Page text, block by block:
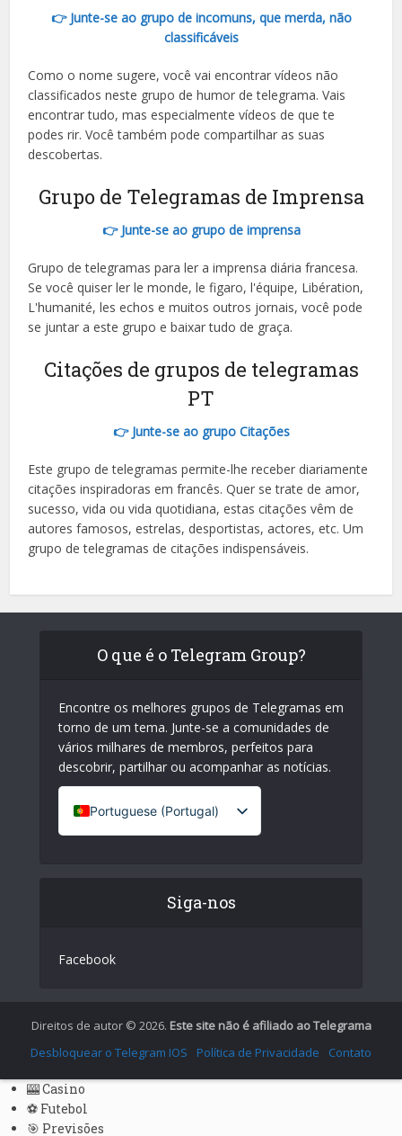
👉 Junte-se ao grupo de incomuns, que merda, não
classificáveis
Como o nome sugere, você vai encontrar vídeos não
classificados neste grupo de humor de telegrama. Vais
encontrar tudo, mas especialmente vídeos de que te
podes rir. Você também pode compartilhar as suas
descobertas.
Grupo de Telegramas de Imprensa
👉 Junte-se ao grupo de imprensa
Grupo de telegramas para ler a imprensa diária francesa.
Se você quiser ler le monde, le figaro, l'équipe, Libération,
L'humanité, les echos e muitos outros jornais, você pode
se juntar a este grupo e baixar tudo de graça.
Citações de grupos de telegramas
PT
👉 Junte-se ao grupo Citações
Este grupo de telegramas permite-lhe receber diariamente
citações inspiradoras em francês. Quer se trate de amor,
sucesso, vida ou vida quotidiana, estas citações vêm de
autores famosos, estrelas, desportistas, actores, etc. Um
grupo de telegramas de citações indispensáveis.
O que é o Telegram Group?
Encontre os melhores grupos de Telegramas em
torno de um tema. Junte-se a comunidades de
vários milhares de membros, perfeitos para
descobrir, partilhar ou acompanhar as notícias.
Portuguese (Portugal)
French (France)
Spanish
Chinese
Japanese
Russian
Siga-nos
Facebook
Direitos de autor © 2026. Este site não é afiliado ao Telegrama
Desbloquear o Telegram IOS
Política de Privacidade Contato
🎰 Casino
⚽ Futebol
🎯 Previsões